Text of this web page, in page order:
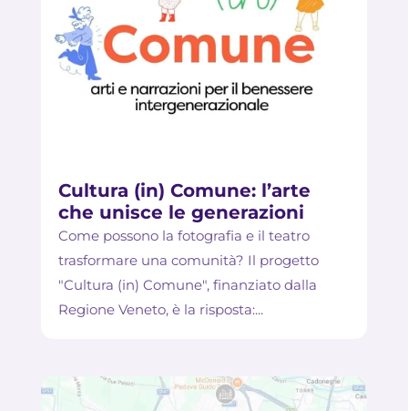
Cultura (in) Comune: l’arte
che unisce le generazioni
Come possono la fotografia e il teatro
trasformare una comunità? Il progetto
"Cultura (in) Comune", finanziato dalla
Regione Veneto, è la risposta:...